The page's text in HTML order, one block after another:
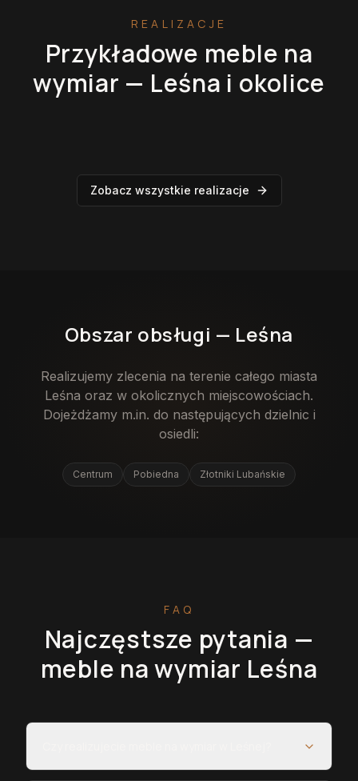
REALIZACJE
Przykładowe meble na
wymiar — Leśna i okolice
Zobacz wszystkie realizacje
Obszar obsługi — Leśna
Realizujemy zlecenia na terenie całego miasta
Leśna oraz w okolicznych miejscowościach.
Dojeżdżamy m.in. do następujących dzielnic i
osiedli:
Centrum Pobiedna Złotniki Lubańskie
FAQ
Najczęstsze pytania —
meble na wymiar Leśna